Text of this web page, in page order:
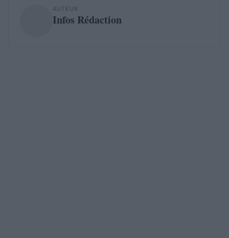
AUTEUR
Infos Rédaction